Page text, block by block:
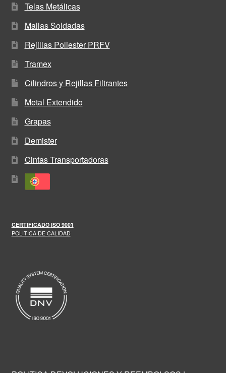
Telas Metálicas
Mallas Soldadas
Rejillas Poliester PRFV
Tramex
Cilindros y Rejillas Filtrantes
Metal Extendido
Grapas
Demister
Cintas Transportadoras
CERTIFICADO ISO 9001
POLITICA DE CALIDAD